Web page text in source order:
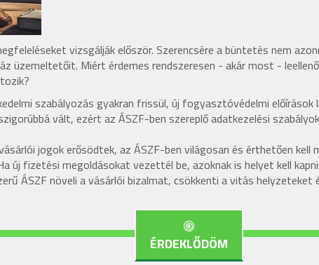
vizsgálják először. Szerencsére a büntetés nem
üzemeltetőit. Miért érdemes rendszeresen - akár most -
szabályozás gyakran frissül, új fogyasztóvédelmi előírások
vált, ezért az ÁSZF-ben szereplő adatkezelési
jogok erősödtek, az ÁSZF-ben világosan és érthetően kell
új fizetési megoldásokat vezettél be, azoknak is helyet kell
ÁSZF növeli a vásárlói bizalmat, csökkenti a vitás
ÉRDEKLŐDÖM